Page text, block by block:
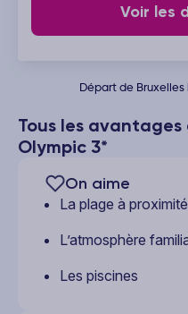
Tous les
Olympic 3*
On aime
La plage à
L’atmosphère
Les piscines
Voir les
Départ de Bruxelles